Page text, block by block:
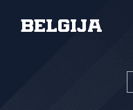
Belgija